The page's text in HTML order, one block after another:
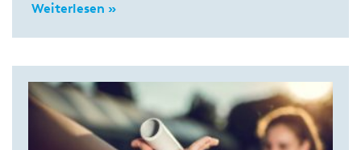
Weiterlesen »